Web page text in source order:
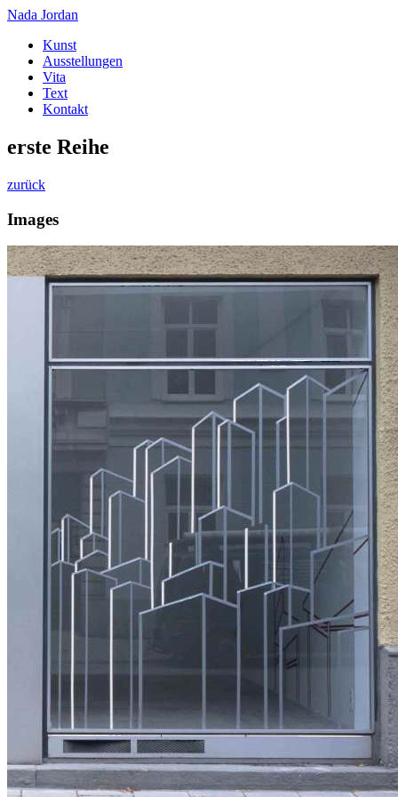
Nada Jordan
Kunst
Ausstellungen
Vita
Text
Kontakt
erste Reihe
zurück
Images